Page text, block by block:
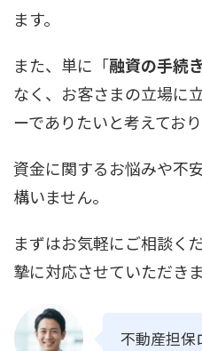
ます。
また、単に「融資の手続
なく、お客さまの立場に
ーでありたいと考えており
資金に関するお悩みや不
構いません。
まずはお気軽にご相談く
摯に対応させていただきま
不動産担保